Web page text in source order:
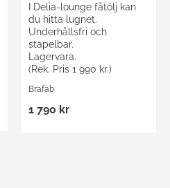
I Delia-lounge fåtölj kan
du hitta lugnet.
Underhållsfri och
stapelbar.
Lagervara.
(Rek. Pris 1 990 kr.)
Brafab
1 790 kr